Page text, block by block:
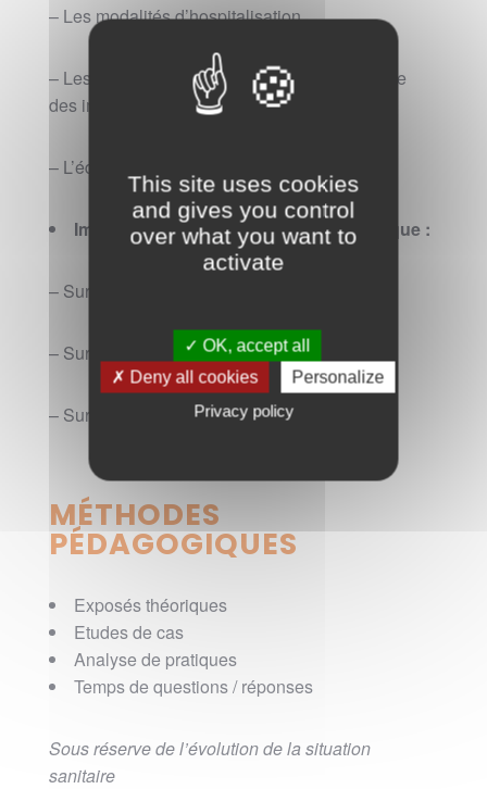
– Les modalités d’hospitalisation
– Les axes de soins infirmiers (prise en charge
des immunodéprimés)
– L’éducation de sortie
Impact psychologique de la thérapeutique :
– Sur le receveur,
– Sur le donneur,
– Sur la dynamique familiale.
MÉTHODES
PÉDAGOGIQUES
Exposés théoriques
Etudes de cas
Analyse de pratiques
Temps de questions / réponses
Sous réserve de l’évolution de la situation
sanitaire
This site uses cookies
and gives you control
over what you want to
activate
✓ OK, accept all
✗ Deny all cookies
Personalize
Privacy policy